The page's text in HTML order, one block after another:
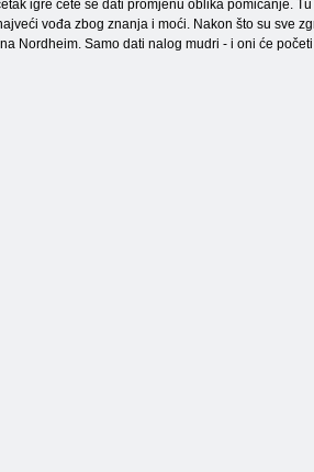
igre ćete se dati promjenu oblika pomicanje.
vođa zbog znanja i moći. Nakon što su sve
Nordheim. Samo dati nalog mudri - i oni će